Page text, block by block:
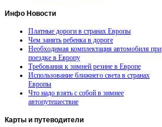
Инфо Новости
Платные дороги в странах Европы
Чем занять ребенка в дороге
Необходимая комплектация автомобиля при
поездке в Европу
Требования к зимней резине в Европе
Использование ближнего света в странах
Европы
Что надо взять с собой в зимнее
автопутешествие
Карты и путеводители